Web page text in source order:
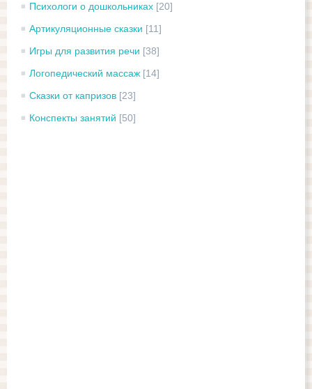
Психологи о дошкольниках [20]
Артикуляционные сказки [11]
Игры для развития речи [38]
Логопедический массаж [14]
Сказки от капризов [23]
Конспекты занятий [50]